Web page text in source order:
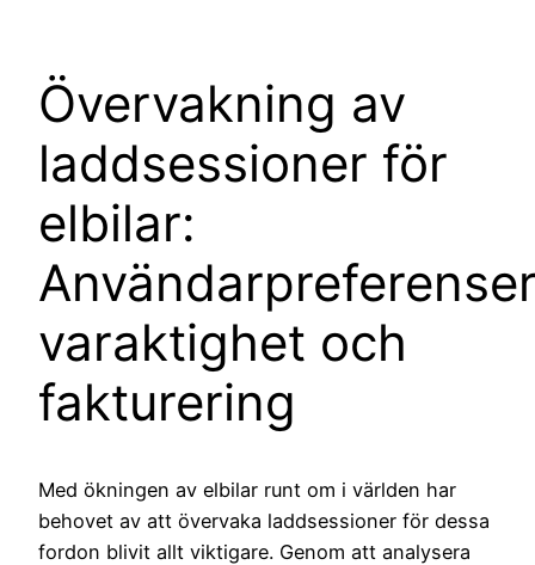
Övervakning av
laddsessioner för
elbilar:
varaktighet och
fakturering
Med ökningen av elbilar runt om i världen har
behovet av att övervaka laddsessioner för dessa
fordon blivit allt viktigare. Genom att analysera